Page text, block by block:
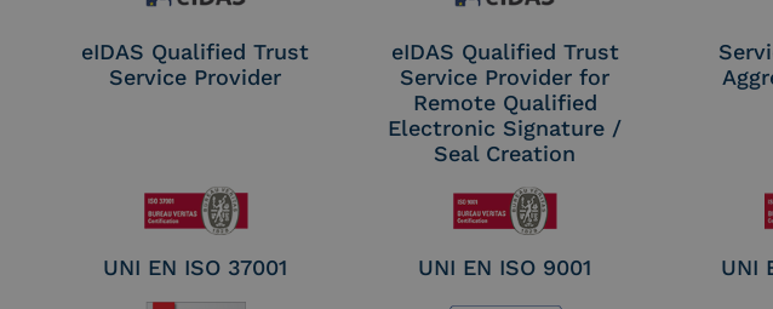
eIDAS Qualified Trust
Service Provider
eIDAS Qualified Trust
Service Provider for
Remote Qualified
Electronic Signature /
Seal Creation
UNI EN ISO 37001 UNI EN ISO 9001 UNI